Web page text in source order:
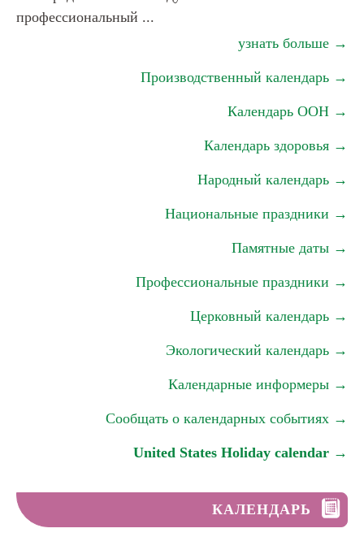
профессиональный ...
узнать больше →
Производственный календарь →
Календарь ООН →
Календарь здоровья →
Народный календарь →
Национальные праздники →
Памятные даты →
Профессиональные праздники →
Церковный календарь →
Экологический календарь →
Календарные информеры →
Сообщать о календарных событиях →
United States Holiday calendar →
КАЛЕНДАРЬ